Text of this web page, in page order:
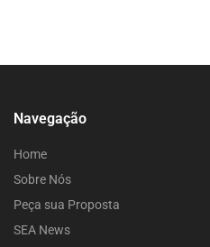
Navegação
Home
Sobre Nós
Peça sua Proposta
SEA News